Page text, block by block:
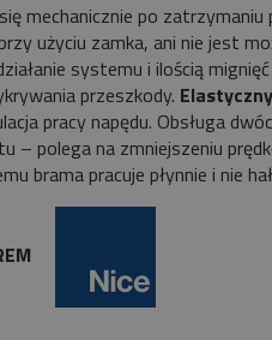
mechanicznie po zatrzymaniu
użyciu zamka, ani nie jest
systemu i ilością
przeszkody.
pracy napędu. Obsługa
– polega na zmniejszeniu
brama pracuje płynnie i nie